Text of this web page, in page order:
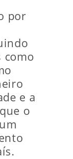
por
como
e a
o